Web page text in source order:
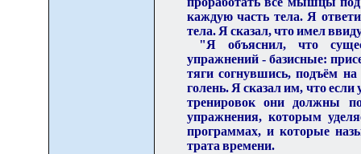
каждую часть тела. Я
тела. Я сказал, что имел
"Я объяснил, что
упражнений - базисные:
тяги согнувшись, подъём
голень. Я сказал им, что
тренировок они должны
упражнения, которым
программах, и которые
трата времени.